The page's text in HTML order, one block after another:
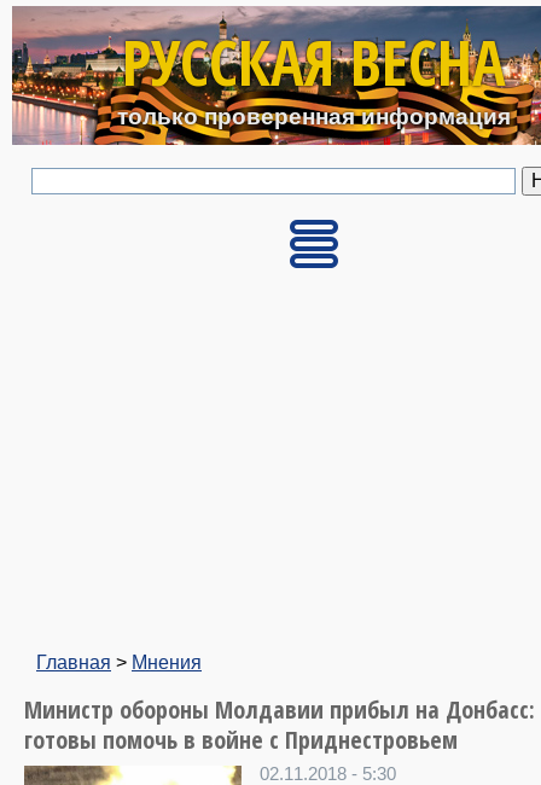
Перейти к основному
РУССКАЯ ВЕСНА
только проверенная информация
Главная > Мнения
Министр обороны Молдавии прибыл на Донбасс:
готовы помочь в войне с Приднестровьем
02.11.2018 - 5:30